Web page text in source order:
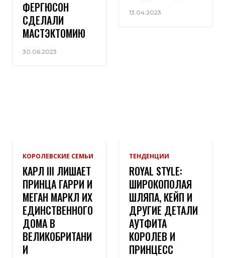
ФЕРГЮСОН
СДЕЛАЛИ
МАСТЭКТОМИЮ
30.06.2023
13.04.2023
КОРОЛЕВСКИЕ СЕМЬИ
КАРЛ III ЛИШАЕТ
ПРИНЦА ГАРРИ И
МЕГАН МАРКЛ ИХ
ЕДИНСТВЕННОГО
ДОМА В
ВЕЛИКОБРИТАНИ
И
ТЕНДЕНЦИИ
ROYAL STYLE:
ШИРОКОПОЛАЯ
ШЛЯПА, КЕЙП И
ДРУГИЕ ДЕТАЛИ
АУТФИТА
КОРОЛЕВ И
ПРИНЦЕСС